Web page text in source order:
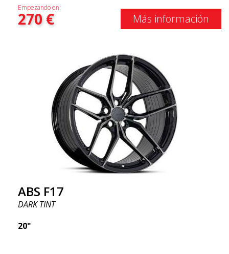
Empezando en:
270€ Más información
ABS F17
DARK TINT
20"